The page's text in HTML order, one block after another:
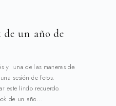
un año de
y una de las maneras de
sesión de fotos.
este lindo recuerdo.
de un año…